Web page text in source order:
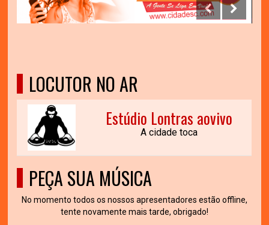
LOCUTOR NO AR
Estúdio Lontras aovivo
A cidade toca
PEÇA SUA MÚSICA
No momento todos os nossos apresentadores estão offline,
tente novamente mais tarde, obrigado!